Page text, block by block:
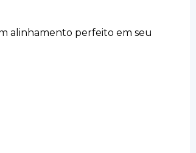
alinhamento perfeito em seu